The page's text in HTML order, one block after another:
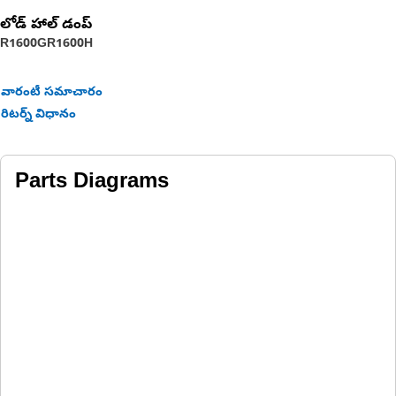
లోడ్ హాల్ డంప్
R1600GR1600H
వారంటీ సమాచారం
రిటర్న్ విధానం
Parts Diagrams